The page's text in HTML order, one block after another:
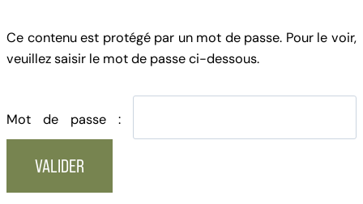
Ce contenu est protégé par un mot de passe. Pour le voir,
veuillez saisir le mot de passe ci-dessous.
Mot de passe :